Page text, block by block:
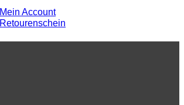
Mein Account
Retourenschein